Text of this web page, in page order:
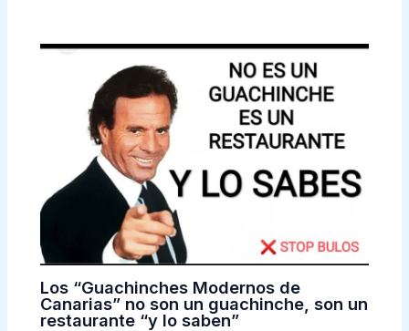
Los “Guachinches Modernos de
Canarias” no son un guachinche, son un
restaurante “y lo saben”